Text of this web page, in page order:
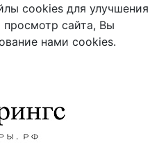
cookies для улучшения
сайта, Вы
нами cookies.